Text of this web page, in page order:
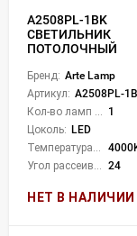
A2508PL-1BK
СВЕТИЛЬНИК
ПОТОЛОЧНЫЙ
Бренд: Arte Lamp
Артикул: A2508PL-
1
Цоколь: LED
4000K
24
НЕТ В НАЛИЧИИ